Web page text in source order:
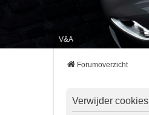
V&A
Forumoverzicht
Verwijder cookies